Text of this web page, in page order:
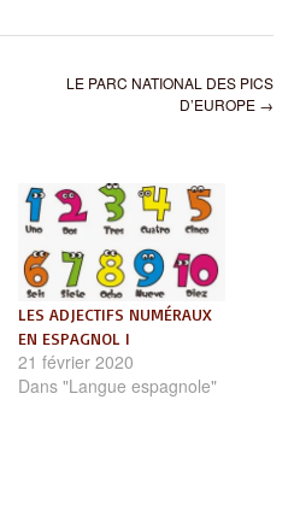
LE PARC NATIONAL DES PICS
D’EUROPE →
LES ADJECTIFS NUMÉRAUX
EN ESPAGNOL I
21 février 2020
Dans "Langue espagnole"